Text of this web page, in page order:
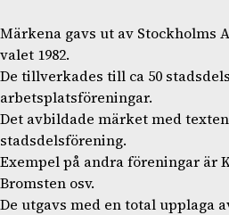
Märkena gavs ut av Stockholms
valet 1982.
De tillverkades till ca 50
arbetsplatsföreningar.
Det avbildade märket med
stadsdelsförening.
Exempel på andra föreningar är
Bromsten osv.
De utgavs med en total upplaga